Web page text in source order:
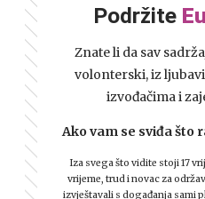
Podržite
Znate li da sav
volonterski, iz
izvođačima i
Ako vam se sviđa što
Iza svega što vidite stoji 17
vrijeme, trud i novac za
izvještavali s događanja sami